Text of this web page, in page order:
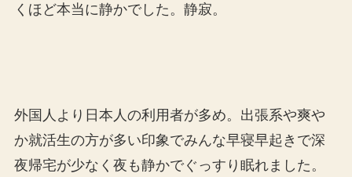
くほど本当に静かでした。静寂。
外国人より日本人の利用者が多め。出張系や爽や
か就活生の方が多い印象でみんな早寝早起きで深
夜帰宅が少なく夜も静かでぐっすり眠れました。